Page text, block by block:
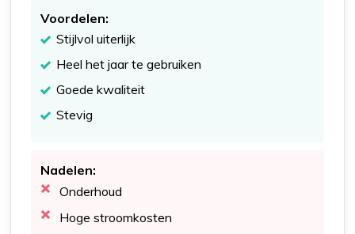
Voordelen:
Stijlvol uiterlijk
Heel het jaar te gebruiken
Goede kwaliteit
Stevig
Nadelen:
Onderhoud
Hoge stroomkosten